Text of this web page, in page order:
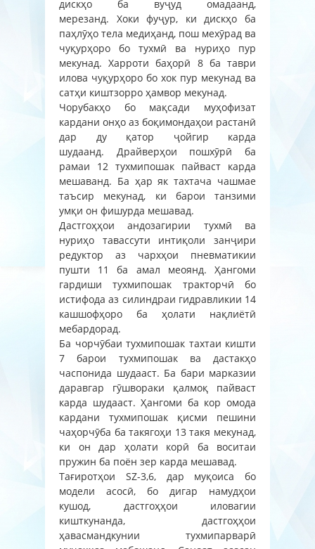
дискҳо ба вуҷуд омадаанд,
мерезанд. Хоки фуҷур, ки дискҳо ба
паҳлӯҳо тела медиҳанд, пош мехӯрад ва
чуқурҳоро бо тухмӣ ва нуриҳо пур
мекунад. Харроти баҳорӣ 8 ба таври
илова чуқурҳоро бо хок пур мекунад ва
сатҳи киштзорро ҳамвор мекунад.
Чорубакҳо бо мақсади муҳофизат
кардани онҳо аз боқимондаҳои растанӣ
дар ду қатор ҷойгир карда
шудаанд. Драйверҳои пошхӯрӣ ба
рамаи 12 тухмипошак пайваст карда
мешаванд. Ба ҳар як тахтача чашмае
таъсир мекунад, ки барои танзими
умқи он фишурда мешавад.
Дастгоҳҳои андозагирии тухмӣ ва
нуриҳо тавассути интиқоли занҷири
редуктор аз чархҳои пневматикии
пушти 11 ба амал меоянд. Ҳангоми
гардиши тухмипошак тракторчӣ бо
истифода аз силиндраи гидравликии 14
кашшофҳоро ба ҳолати нақлиётӣ
мебардорад.
Ба чорчӯбаи тухмипошак тахтаи кишти
7 барои тухмипошак ва дастакҳо
часпонида шудааст. Ба бари марказии
даравгар гӯшвораки қалмоқ пайваст
карда шудааст. Ҳангоми ба кор омода
кардани тухмипошак қисми пешини
чаҳорчӯба ба такягоҳи 13 такя мекунад,
ки он дар ҳолати корӣ ба воситаи
пружин ба поён зер карда мешавад.
Тағиротҳои SZ-3,6, дар муқоиса бо
модели асосӣ, бо дигар намудҳои
кушод, дастгоҳҳои иловагии
кишткунанда, дастгоҳҳои
ҳавасмандкунии тухмипарварӣ